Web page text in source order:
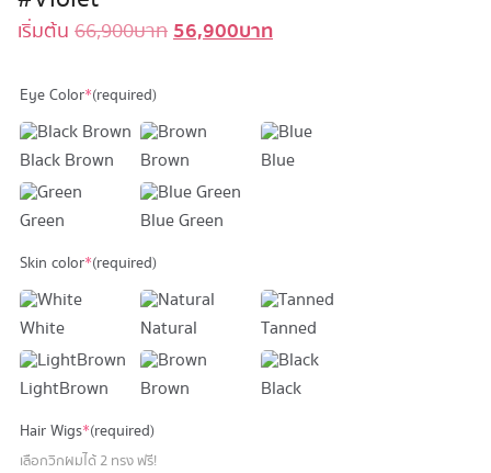
เริ่มต้น 66,900บาท Original
66,900 บาท.
56,900บาทCurrent
56,900 บาท.
Eye Color*(required)
Black Brown Brown Blue
Green Blue Green
Skin color*(required)
White Natural Tanned
LightBrown Brown Black
Hair Wigs*(required)
เลือกวิกผมได้ 2 ทรง ฟรี!